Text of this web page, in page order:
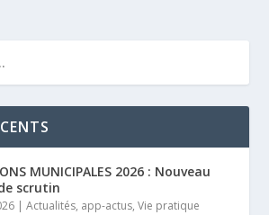
MUNICIPALES 2026 : Nouveau
scrutin
|Actualités, app-actus,Vie pratique